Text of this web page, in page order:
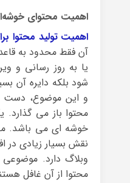
اهمیت محتوای
اهمیت تولید محتوا
آن فقط محدود به
یا به روز رسانی و
شود بلکه دایره آن
و این موضوع، دست
محتوا باز می گذارد.
خوشه ای می باشد.
نقش بسیار زیادی در
وبلاگ دارد. موضوعی
محتوا از آن غافل